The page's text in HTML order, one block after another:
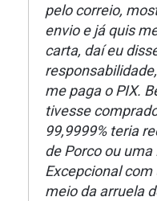
pelo correio,
envio e já quis
carta, daí eu
me paga o PIX.
tivesse
99,9999% teria
de Porco ou uma
Excepcional
meio da arruela